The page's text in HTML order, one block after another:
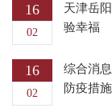
16
02
天津岳
验幸福
16
02
综合消
防疫措施